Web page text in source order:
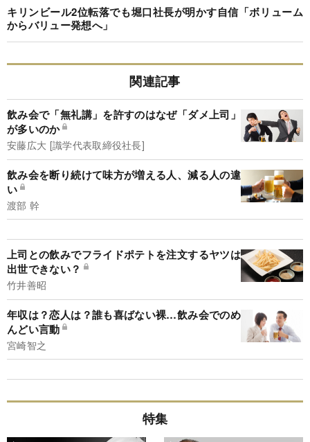
キリンビール2位転落でも堀口社長が明かす自信「ボリューム
からバリュー発想へ」
関連記事
飲み会で「無礼講」を許すのはなぜ「ダメ上司」
が多いのか
安藤広大 [識学代表取締役社長]
飲み会を断り続けて味方が増える人、減る人の違
い
渡部 幹
上司との飲みでフライドポテトを注文するヤツは
出世できない？
竹井善昭
年収は？恋人は？誰も喜ばない裸…飲み会でのめ
んどい言動
宮崎智之
特集